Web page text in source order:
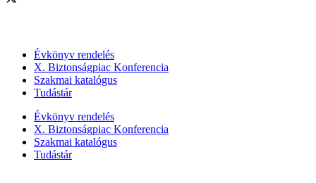
Évkönyv rendelés
X. Biztonságpiac Konferencia
Szakmai katalógus
Tudástár
Évkönyv rendelés
X. Biztonságpiac Konferencia
Szakmai katalógus
Tudástár